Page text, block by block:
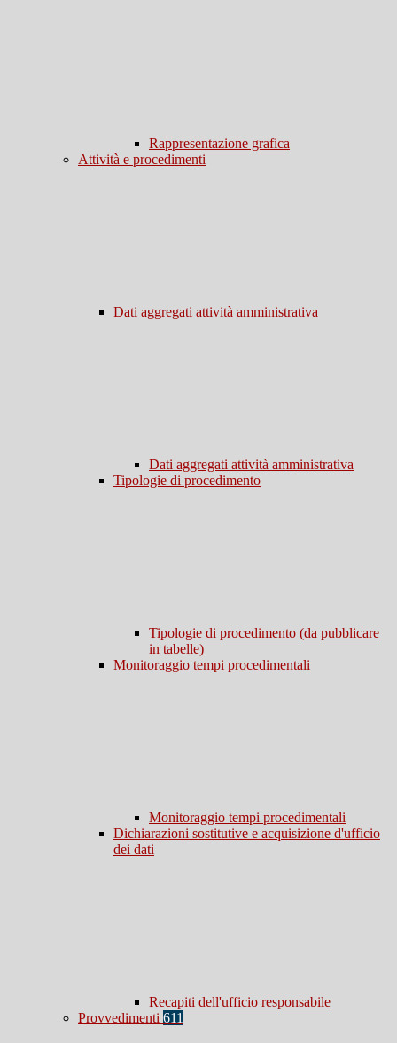
Rappresentazione grafica
Attività e procedimenti
Dati aggregati attività amministrativa
Dati aggregati attività amministrativa
Tipologie di procedimento
Tipologie di procedimento (da pubblicare
in tabelle)
Monitoraggio tempi procedimentali
Monitoraggio tempi procedimentali
Dichiarazioni sostitutive e acquisizione d'ufficio
dei dati
Recapiti dell'ufficio responsabile
Provvedimenti 611